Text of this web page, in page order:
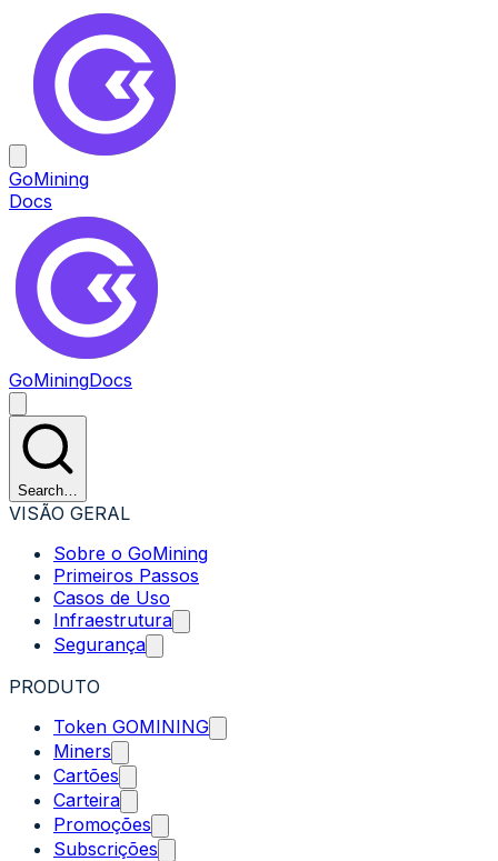
GoMining
Docs
GoMiningDocs
Search…
VISÃO GERAL
Sobre o GoMining
Primeiros Passos
Casos de Uso
Infraestrutura
Segurança
PRODUTO
Token GOMINING
Miners
Cartões
Carteira
Promoções
Subscrições